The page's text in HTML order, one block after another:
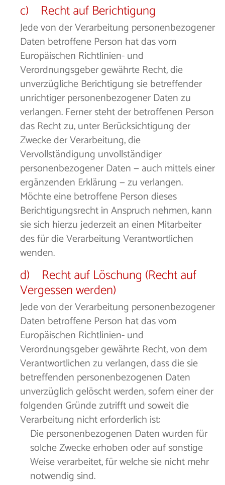
c) Recht auf Berichtigung
Jede von der Verarbeitung personenbezogener
Daten betroffene Person hat das vom
Europäischen Richtlinien- und
Verordnungsgeber gewährte Recht, die
unverzügliche Berichtigung sie betreffender
unrichtiger personenbezogener Daten zu
verlangen. Ferner steht der betroffenen Person
das Recht zu, unter Berücksichtigung der
Zwecke der Verarbeitung, die
Vervollständigung unvollständiger
personenbezogener Daten — auch mittels einer
ergänzenden Erklärung — zu verlangen.
Möchte eine betroffene Person dieses
Berichtigungsrecht in Anspruch nehmen, kann
sie sich hierzu jederzeit an einen Mitarbeiter
des für die Verarbeitung Verantwortlichen
wenden.
d) Recht auf Löschung (Recht auf
Vergessen werden)
Jede von der Verarbeitung personenbezogener
Daten betroffene Person hat das vom
Europäischen Richtlinien- und
Verordnungsgeber gewährte Recht, von dem
Verantwortlichen zu verlangen, dass die sie
betreffenden personenbezogenen Daten
unverzüglich gelöscht werden, sofern einer der
folgenden Gründe zutrifft und soweit die
Verarbeitung nicht erforderlich ist:
Die personenbezogenen Daten wurden für
solche Zwecke erhoben oder auf sonstige
Weise verarbeitet, für welche sie nicht mehr
notwendig sind.